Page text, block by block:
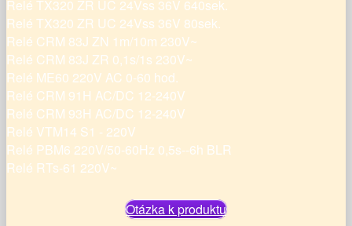
Relé TX320 ZR UC 24Vss 36V 640sek.
Relé TX320 ZR UC 24Vss 36V 80sek.
Relé CRM 83J ZN 1m/10m 230V~
Relé CRM 83J ZR 0,1s/1s 230V~
Relé ME60 220V AC 0-60 hod.
Relé CRM 91H AC/DC 12-240V
Relé CRM 93H AC/DC 12-240V
Relé VTM14 S1 - 220V
Relé PBM6 220V/50-60Hz 0,5s--6h BLR
Relé RTs-61 220V~
Otázka k produktu